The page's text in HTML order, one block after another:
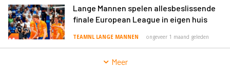
Lange Mannen spelen allesbeslissende
finale European League in eigen huis
TEAMNL LANGE MANNEN ongeveer 1 maand geleden
Meer